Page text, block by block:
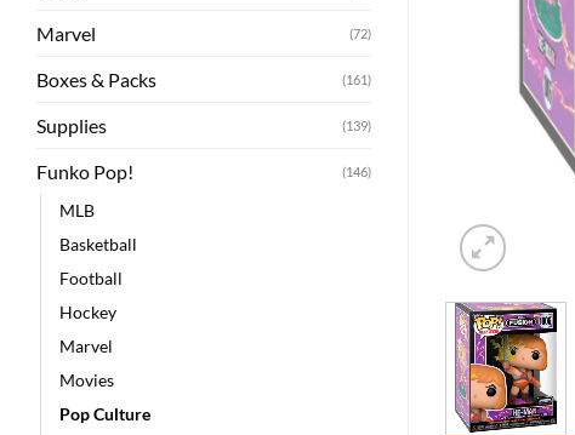
Marvel (72)
Boxes & Packs (161)
Supplies (139)
Funko Pop! (146)
MLB
Basketball
Football
Hockey
Marvel
Movies
Pop Culture